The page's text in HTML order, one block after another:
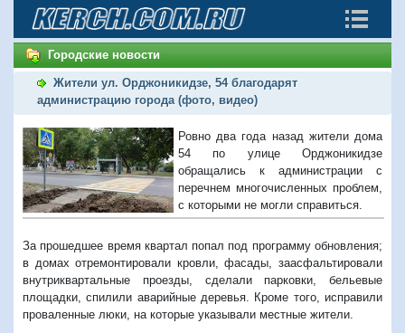
Городские новости
Жители ул. Орджоникидзе, 54 благодарят
администрацию города (фото, видео)
Ровно два года назад жители дома
54 по улице Орджоникидзе
обращались к администрации с
перечнем многочисленных проблем,
с которыми не могли справиться.
За прошедшее время квартал попал под программу обновления;
в домах отремонтировали кровли, фасады, заасфальтировали
внутриквартальные проезды, сделали парковки, бельевые
площадки, спилили аварийные деревья. Кроме того, исправили
проваленные люки, на которые указывали местные жители.